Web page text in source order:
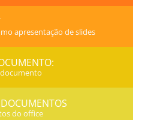
apresentação de slides
do office